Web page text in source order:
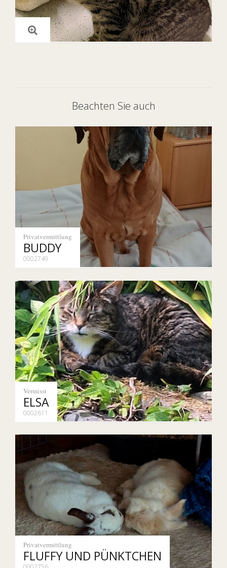
Beachten Sie auch
Privatvermittlung
BUDDY
0002749
Vermisst
ELSA
0002611
Privatvermittlung
FLUFFY UND PÜNKTCHEN